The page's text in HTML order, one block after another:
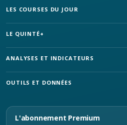
LES COURSES DU JOUR
LE QUINTÉ+
ANALYSES ET INDICATEURS
OUTILS ET DONNÉES
L'abonnement Premium